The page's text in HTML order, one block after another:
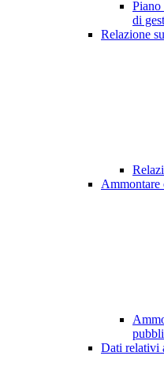
Piano
di
Relazione
Ammontare
Dati relativi